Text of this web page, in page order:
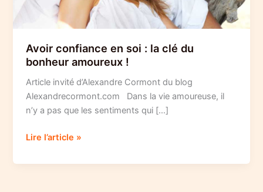
Avoir confiance en soi : la clé du
bonheur amoureux !
Article invité d’Alexandre Cormont du blog
Alexandrecormont.com Dans la vie amoureuse, il
n’y a pas que les sentiments qui […]
Avoir
en
Lire l’article »